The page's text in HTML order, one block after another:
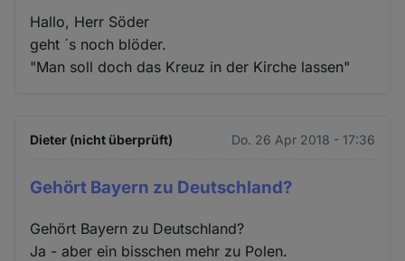
Hallo, Herr Söder
geht ´s noch blöder.
"Man soll doch das Kreuz in der Kirche lassen"
Dieter (nicht überprüft) Do. 26 Apr 2018 - 17:36
Gehört Bayern zu Deutschland?
Gehört Bayern zu Deutschland?
Ja - aber ein bisschen mehr zu Polen.